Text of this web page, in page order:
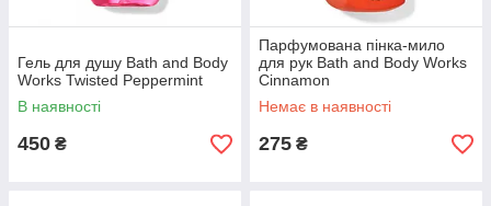
Гель для душу Bath and Body
Works Twisted Peppermint
В наявності
450 ₴
Парфумована пінка-мило
для рук Bath and Body Works
Cinnamon
Немає в наявності
275 ₴